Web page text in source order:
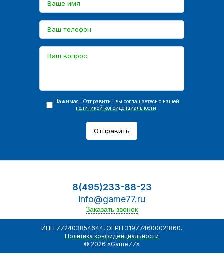
Нажимая "Отправить", вы соглашаетесь с нашей
политикой конфиденциальности
Отправить
8(495)233-88-23
info@game77.ru
Заказать звонок
ИНН 772403854644, ОГРН 319774600021860.
Политика конфиденциальности
© 2026 «Game77»